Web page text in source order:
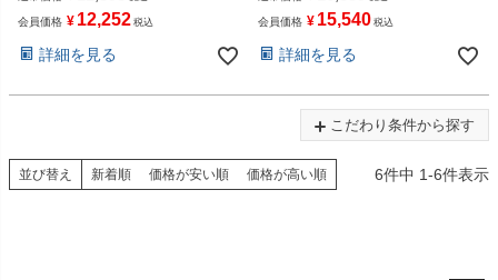
会員価格 ¥ 12,252 税込
詳細を見る
会員価格 ¥ 15,540 税込
詳細を見る
こだわり条件から探す
並び替え 新着順 価格が安い順 価格が高い順 6件中 1-6件表示